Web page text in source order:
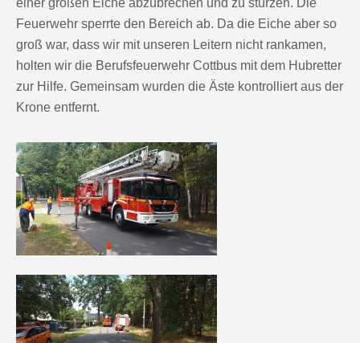
einer großen Eiche abzubrechen und zu stürzen. Die
Feuerwehr sperrte den Bereich ab. Da die Eiche aber so
groß war, dass wir mit unseren Leitern nicht rankamen,
holten wir die Berufsfeuerwehr Cottbus mit dem Hubretter
zur Hilfe. Gemeinsam wurden die Äste kontrolliert aus der
Krone entfernt.